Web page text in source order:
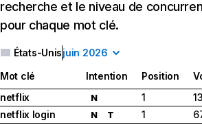
recherche et le niveau de
pour chaque mot clé.
États-Unisjuin 2026
Mot clé Intention Position
netflix
N 1
netflix login
N T 1